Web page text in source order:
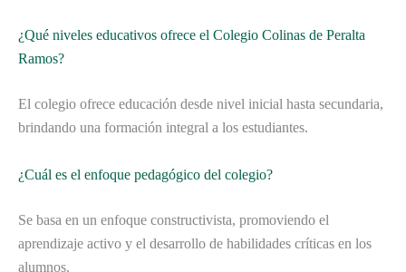
¿Qué niveles educativos ofrece el Colegio Colinas de Peralta
Ramos?
El colegio ofrece educación desde nivel inicial hasta secundaria,
brindando una formación integral a los estudiantes.
¿Cuál es el enfoque pedagógico del colegio?
Se basa en un enfoque constructivista, promoviendo el
aprendizaje activo y el desarrollo de habilidades críticas en los
alumnos.